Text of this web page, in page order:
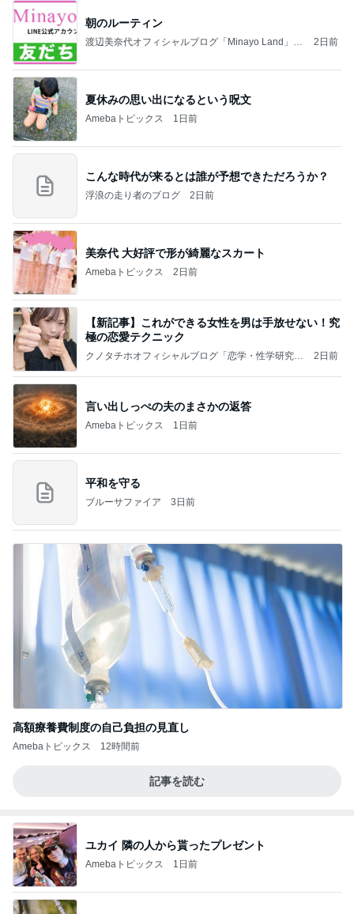
朝のルーティン
渡辺美奈代オフィシャルブログ「Minayo Land」P
2日前
夏休みの思い出になるという呪文
Amebaトピックス 1日前
こんな時代が来るとは誰が予想できただろうか？
浮浪の走り者のブログ 2日前
美奈代 大好評で形が綺麗なスカート
Amebaトピックス 2日前
【新記事】これができる女性を男は手放せない！究
極の恋愛テクニック
クノタチホオフィシャルブログ「恋学・性学研究
2日前
言い出しっぺの夫のまさかの返答
Amebaトピックス 1日前
平和を守る
ブルーサファイア 3日前
高額療養費制度の自己負担の見直し
Amebaトピックス 12時間前
記事を読む
ユカイ 隣の人から貰ったプレゼント
Amebaトピックス 1日前